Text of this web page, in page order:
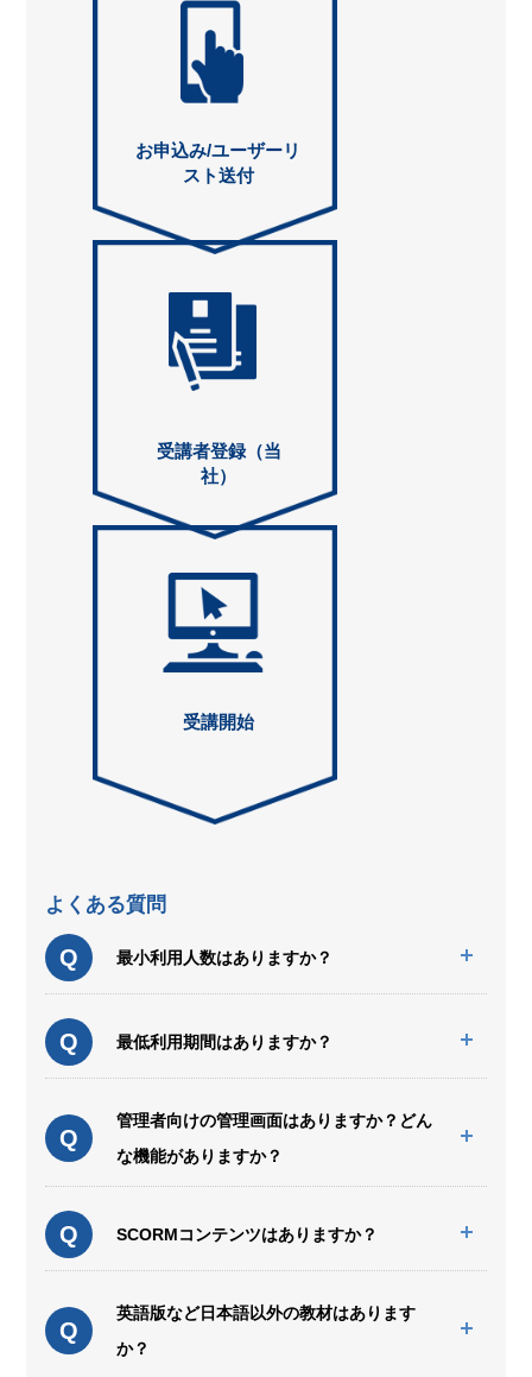
お申込み/ユーザーリ
スト送付
受講者登録（当
社）
受講開始
よくある質問
Q 最小利用人数はありますか？
Q 最低利用期間はありますか？
Q
管理者向けの管理画面はありますか？どん
な機能がありますか？
Q SCORMコンテンツはありますか？
Q
英語版など日本語以外の教材はあります
か？